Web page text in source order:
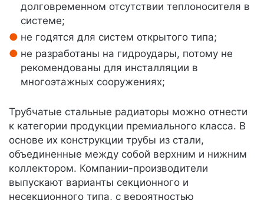
долговременном отсутствии теплоносителя в
системе;
не годятся для систем открытого типа;
не разработаны на гидроудары, потому не
рекомендованы для инсталляции в
многоэтажных сооружениях;
Трубчатые стальные радиаторы можно отнести
к категории продукции премиального класса. В
основе их конструкции трубы из стали,
объединенные между собой верхним и нижним
коллектором. Компании-производители
выпускают варианты секционного и
несекционного типа, с вероятностью